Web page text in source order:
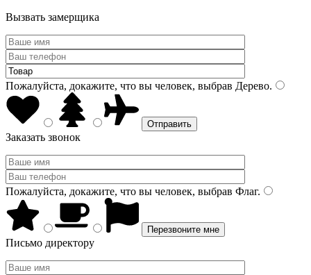
Вызвать замерщика
Пожалуйста, докажите, что вы человек, выбрав Дерево.
Заказать звонок
Пожалуйста, докажите, что вы человек, выбрав Флаг.
Письмо директору